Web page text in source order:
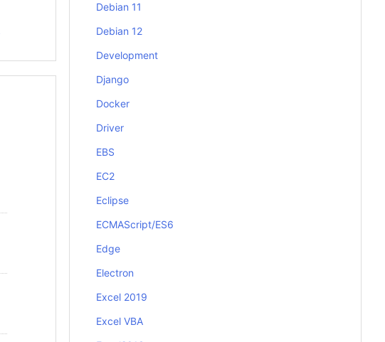
Debian 11
Debian 12
Development
Django
Docker
Driver
EBS
EC2
Eclipse
ECMAScript/ES6
Edge
Electron
Excel 2019
Excel VBA